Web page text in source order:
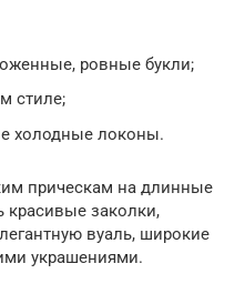
ровные букли;
стиле;
холодные локоны.
прическам на длинные
заколки,
вуаль, широкие
украшениями.